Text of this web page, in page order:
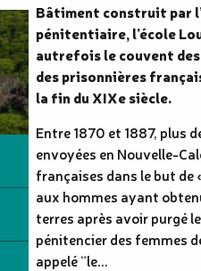
Bâtiment construit par
pénitentiaire, l’école
autrefois le couvent
des prisonnières
la fin du XIXe siècle.
Entre 1870 et 1887, plus
envoyées en Nouvelle-
françaises dans le but de
aux hommes ayant
terres après avoir purgé
pénitencier des femmes
appelé “le...